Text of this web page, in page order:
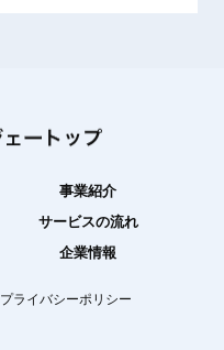
事業紹介
サービスの流れ
企業情報
プライバシーポリシー